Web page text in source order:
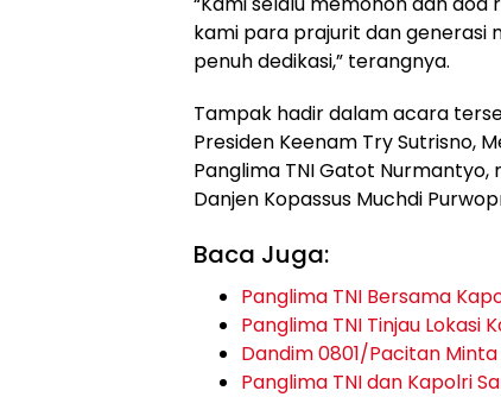
kami para prajurit dan generasi
penuh dedikasi,” terangnya.
Tampak hadir dalam acara
Presiden Keenam Try Sutrisno,
Panglima TNI Gatot
Danjen Kopassus Muchdi
Baca Juga:
Panglima TNI Bersama
Panglima TNI Tinjau Lokasi
Dandim 0801/Pacitan Minta
Panglima TNI dan Kapolri